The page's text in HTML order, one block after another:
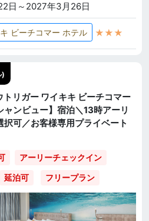
日～2027年3月26日
ビーチコマー ホテル ★★★
)
リガー ワイキキ ビーチコマー
ンビュー】宿泊＼13時アーリ
可／お客様専用プライベート
アーリーチェックイン
延泊可 フリープラン